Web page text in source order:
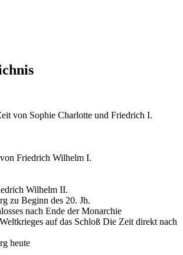
von Sophie Charlotte und Friedrich I.
Friedrich Wilhelm I.
Wilhelm II.
zu Beginn des 20. Jh.
nach Ende der Monarchie
auf das Schloß Die Zeit direkt nach
heute